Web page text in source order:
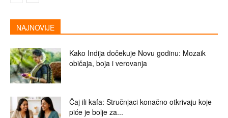
NAJNOVIJE
Kako Indija dočekuje Novu godinu: Mozaik
običaja, boja i verovanja
Čaj ili kafa: Stručnjaci konačno otkrivaju koje
piće je bolje za...